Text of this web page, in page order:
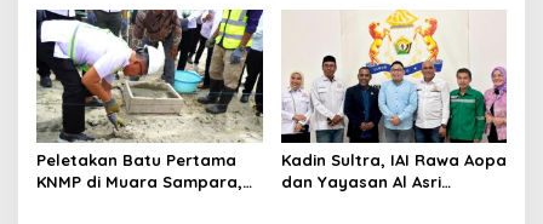
Digital, DPRD Restui
Anggaran Rp200 Juta
Dunia
Peletakan Batu Pertama
KNMP di Muara Sampara,
Kadin Sultra, IAI Rawa Aopa
dan Yayasan Al Asri